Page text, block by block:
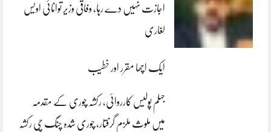
اجازت نہیں دے رہا، وفاقی وزیر توانائی اویس
لغاری
ایک اچھا مقرر اور خطیب
جہلم پولیس کارروائی، رکشہ چوری کے مقدمہ
میں ملوث ملزم گرفتار، چوری شدہ چنگ چی رکشہ